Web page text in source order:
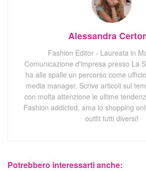
Alessandra
Fashion Editor - Laureata in
Comunicazione d'impresa presso La
ha alle spalle un percorso come
media manager. Scrive articoli sul
con molta attenzione le ultime
Fashion addicted, ama lo shopping
outfit tutti diversi!
Potrebbero interessarti anche: